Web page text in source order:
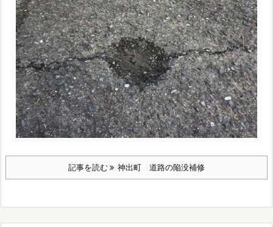
記事を読む 神出町 道路の陥没補修